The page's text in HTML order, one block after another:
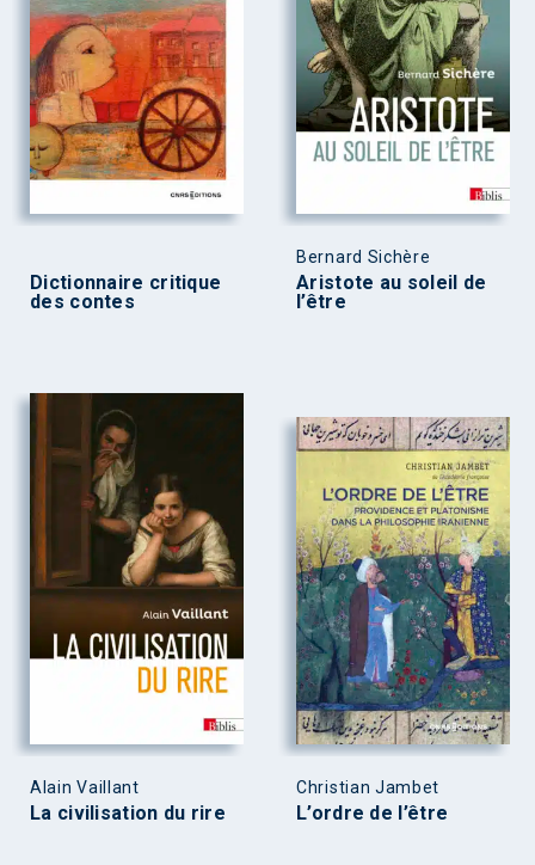
Dictionnaire critique
des contes
Bernard Sichère
Aristote au soleil de
l’être
Alain Vaillant
La civilisation du rire
Christian Jambet
L’ordre de l’être